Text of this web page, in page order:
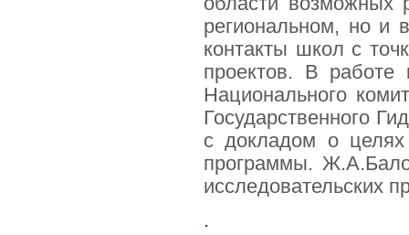
региональном, но и
контакты школ с
проектов. В работе
Национального
Государственного
с докладом о целях
программы.
исследовательских
.